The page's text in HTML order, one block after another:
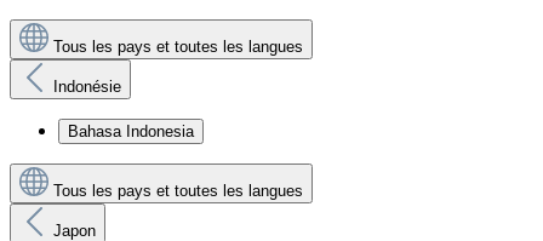
Tous les pays et toutes les langues
Indonésie
Bahasa Indonesia
Tous les pays et toutes les langues
Japon